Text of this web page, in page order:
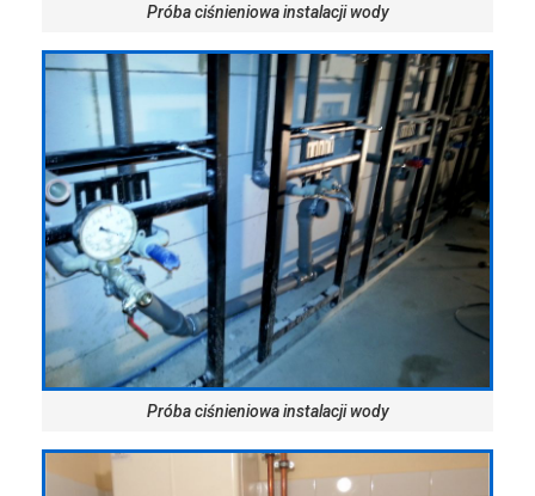
Próba ciśnieniowa instalacji wody
Próba ciśnieniowa instalacji wody